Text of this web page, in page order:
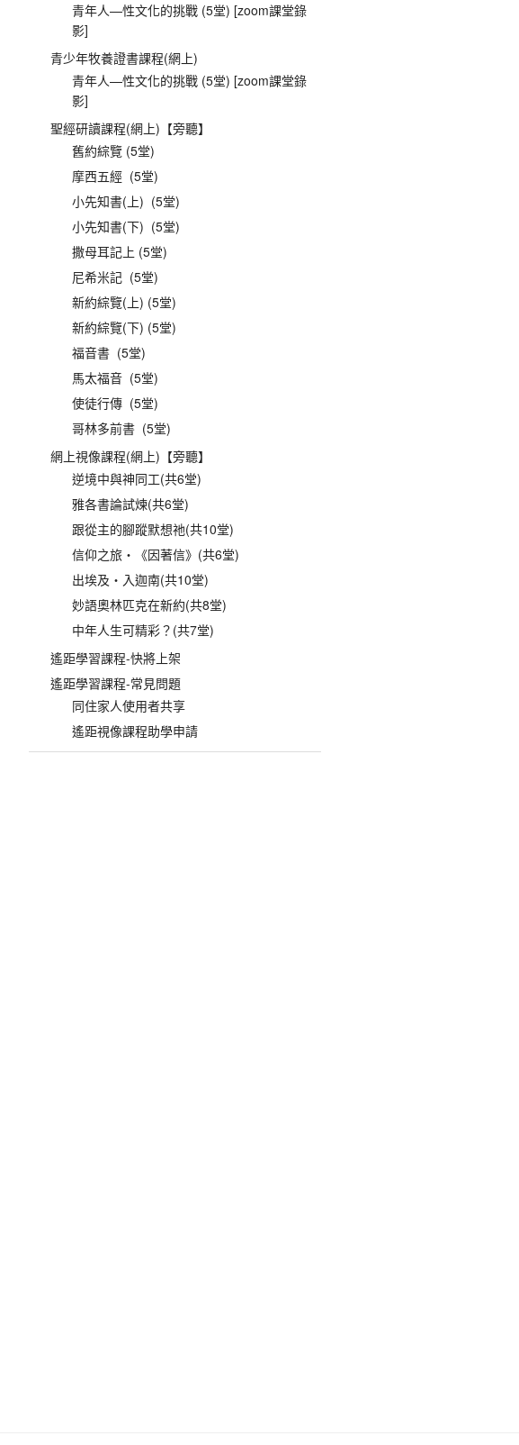
青年人—性文化的挑戰 (5堂) [zoom課堂錄
影]
青少年牧養證書課程(網上)
青年人—性文化的挑戰 (5堂) [zoom課堂錄
影]
聖經研讀課程(網上)【旁聽】
舊約綜覽 (5堂)
摩西五經 (5堂)
小先知書(上) (5堂)
小先知書(下) (5堂)
撒母耳記上 (5堂)
尼希米記 (5堂)
新約綜覽(上) (5堂)
新約綜覽(下) (5堂)
福音書 (5堂)
馬太福音 (5堂)
使徒行傳 (5堂)
哥林多前書 (5堂)
網上視像課程(網上)【旁聽】
逆境中與神同工(共6堂)
雅各書論試煉(共6堂)
跟從主的腳蹤默想祂(共10堂)
信仰之旅‧《因著信》(共6堂)
出埃及‧入迦南(共10堂)
妙語奧林匹克在新約(共8堂)
中年人生可精彩？(共7堂)
遙距學習課程-快將上架
遙距學習課程-常見問題
同住家人使用者共享
遙距視像課程助學申請